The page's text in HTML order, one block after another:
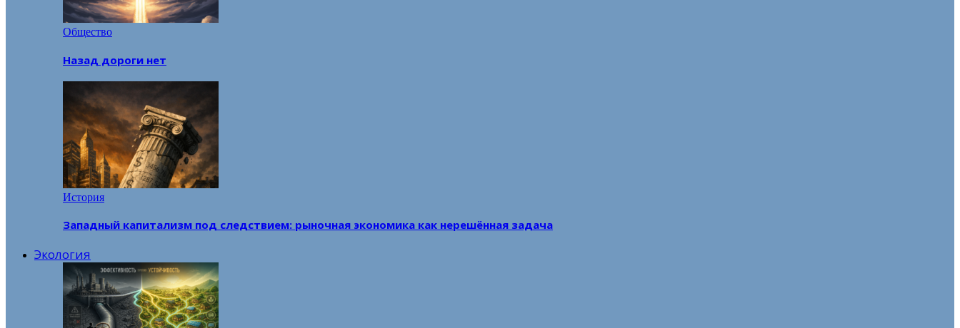
Общество
Назад дороги нет
История
Западный капитализм под следствием: рыночная экономика как нерешённая задача
Экология